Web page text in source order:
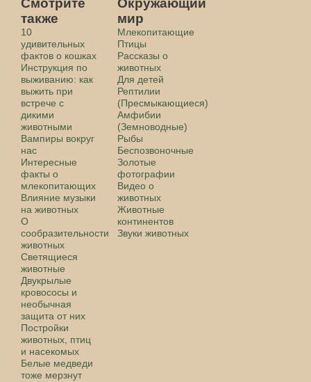
Смотрите
также
10
удивительных
фактов о кошках
Инструкция по
выживанию: как
выжить при
встрече с
дикими
животными
Вампиры вокруг
нас
Интересные
факты о
млекопитающих
Влияние музыки
на животных
О
сообразительности
животных
Светящиеся
животные
Двукрылые
кровососы и
необычная
защита от них
Постройки
животных, птиц
и насекомых
Белые медведи
тоже мерзнут
Окружающий
мир
Млекопитающие
Птицы
Рассказы о
животных
Для детей
Рептилии
(Пресмыкающиеся)
Амфибии
(Земноводные)
Рыбы
Беспозвоночные
Золотые
фотографии
Видео о
животных
Животные
континентов
Звуки животных